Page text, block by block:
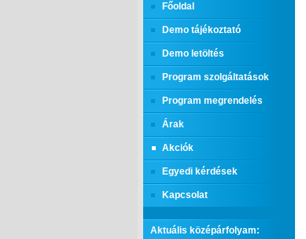
Főoldal
Demo tájékoztató
Demo letöltés
Program szolgáltatások
Program megrendelés
Árak
Akciók
Egyedi kérdések
Kapcsolat
Aktuális középárfolyam: